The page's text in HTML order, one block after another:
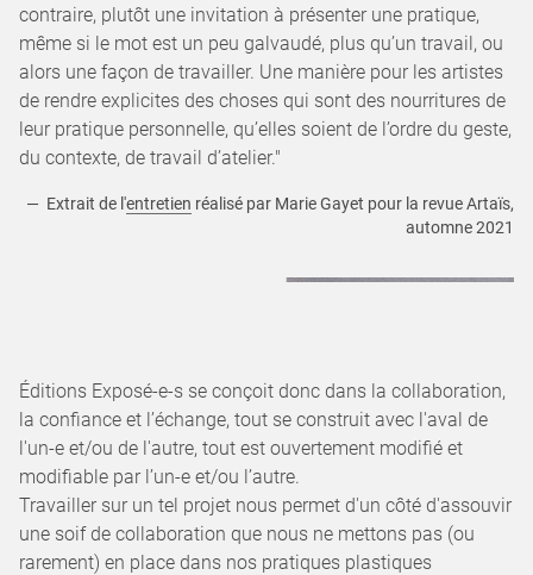
contraire, plutôt une invitation à présenter une pratique,
même si le mot est un peu galvaudé, plus qu’un travail, ou
alors une façon de travailler. Une manière pour les artistes
de rendre explicites des choses qui sont des nourritures de
leur pratique personnelle, qu’elles soient de l’ordre du geste,
du contexte, de travail d’atelier."
— Extrait de l'entretien réalisé par Marie Gayet pour la revue Artaïs,
automne 2021
Éditions Exposé-e-s se conçoit donc dans la collaboration,
la confiance et l’échange, tout se construit avec l'aval de
l'un-e et/ou de l'autre, tout est ouvertement modifié et
modifiable par l’un-e et/ou l’autre.
Travailler sur un tel projet nous permet d'un côté d'assouvir
une soif de collaboration que nous ne mettons pas (ou
rarement) en place dans nos pratiques plastiques